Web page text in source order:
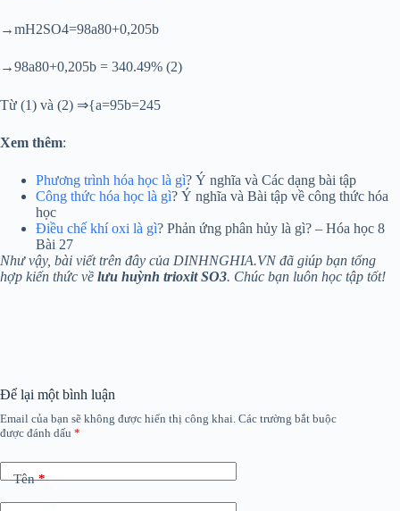
→mH2SO4=98a80+0,205b
→98a80+0,205b = 340.49% (2)
Từ (1) và (2) ⇒{a=95b=245
Xem thêm:
Phương trình hóa học là gì? Ý nghĩa và Các dạng bài tập
Công thức hóa học là gì? Ý nghĩa và Bài tập về công thức hóa
học
Điều chế khí oxi là gì? Phản ứng phân hủy là gì? – Hóa học 8
Bài 27
Như vậy, bài viết trên đây của DINHNGHIA.VN đã giúp bạn tổng
hợp kiến thức về lưu huỳnh trioxit SO3. Chúc bạn luôn học tập tốt!
Để lại một bình luận
Email của bạn sẽ không được hiển thị công khai. Các trường bắt buộc
được đánh dấu *
Tên*